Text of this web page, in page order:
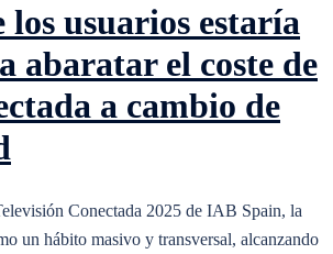
los usuarios estaría
abaratar el coste de
a cambio de
Conectada 2025 de IAB Spain, la
un hábito masivo y transversal, alcanzando